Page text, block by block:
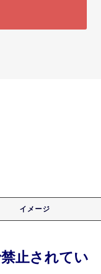
イメージ
止されてい